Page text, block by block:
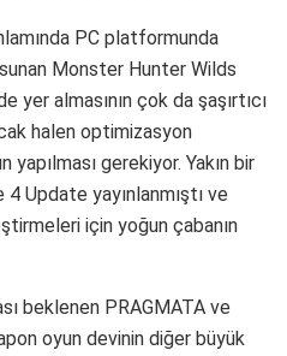
PC platformunda
Monster Hunter Wilds
yer almasının çok da şaşırtıcı
halen optimizasyon
yapılması gerekiyor. Yakın bir
Update yayınlanmıştı ve
için yoğun çabanın
beklenen PRAGMATA ve
oyun devinin diğer büyük